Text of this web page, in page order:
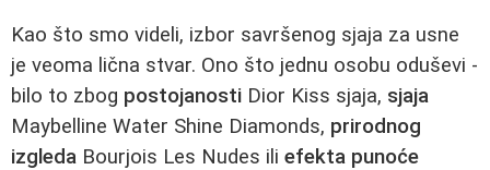
Kao što smo videli, izbor savršenog sjaja za usne
je veoma lična stvar. Ono što jednu osobu oduševi -
bilo to zbog postojanosti Dior Kiss sjaja, sjaja
Maybelline Water Shine Diamonds, prirodnog
izgleda Bourjois Les Nudes ili efekta punoće